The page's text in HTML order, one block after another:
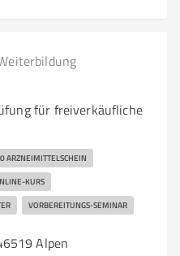
für freiverkäufliche
ARZNEIMITTELSCHEIN
KURS
VORBEREITUNGS-SEMINAR
Alpen